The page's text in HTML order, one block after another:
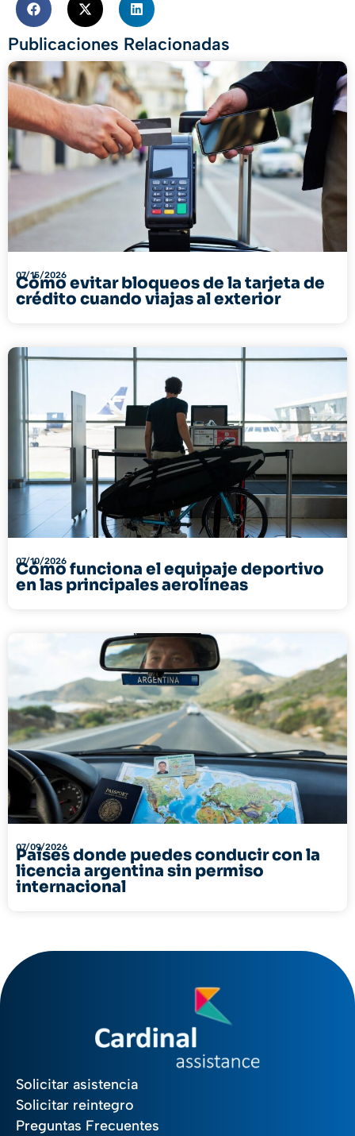
Publicaciones Relacionadas
07/15/2026
Cómo evitar bloqueos de la tarjeta de
crédito cuando viajas al exterior
07/10/2026
Cómo funciona el equipaje deportivo
en las principales aerolíneas
07/09/2026
Países donde puedes conducir con la
licencia argentina sin permiso
internacional
Solicitar asistencia
Solicitar reintegro
Preguntas Frecuentes